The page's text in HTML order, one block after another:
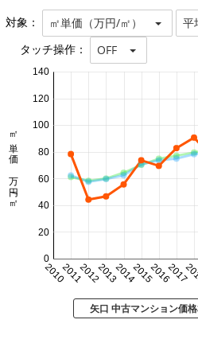
対象： ㎡単価（万円/㎡） 平
タッチ操作： OFF
20102011201220132014201520162017
0
20
40
60
80
100
120
140
㎡単価 万円/㎡
矢口 中古マンション価